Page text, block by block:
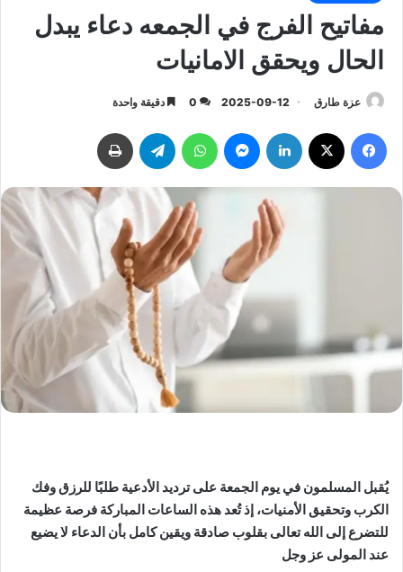
مفاتيح الفرج في الجمعه دعاء يبدل
الحال ويحقق الامانيات
عزة طارق 2025-09-12
0 دقيقة واحدة
يُقبل المسلمون في يوم الجمعة على ترديد الأدعية طلبًا للرزق وفك
الكرب وتحقيق الأمنيات، إذ تُعد هذه الساعات المباركة فرصة عظيمة
للتضرع إلى الله تعالى بقلوب صادقة ويقين كامل بأن الدعاء لا يضيع
عند المولى عز وجل